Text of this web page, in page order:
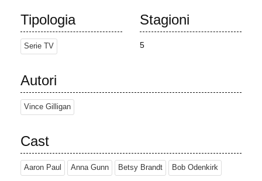
Tipologia
Serie TV
Stagioni
5
Autori
Vince Gilligan
Cast
Aaron Paul Anna Gunn Betsy Brandt Bob Odenkirk